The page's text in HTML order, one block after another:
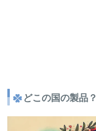
どこの国の製品？